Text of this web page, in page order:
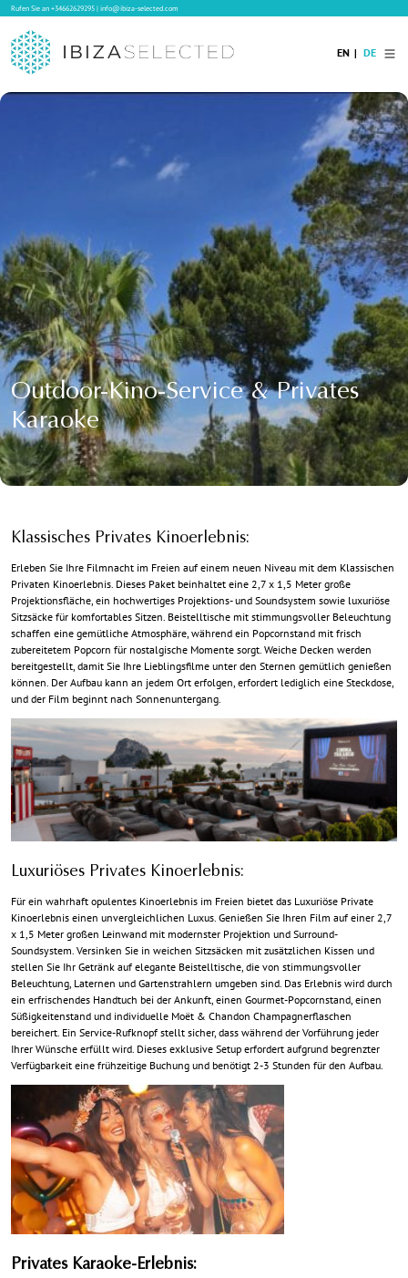
Rufen Sie an+34662629295|info@ibiza-selected.com
Verkauf
Blog
Services
Kontakt
EN DE
Outdoor-Kino-Service & Privates
Karaoke
Klassisches Privates Kinoerlebnis:
Erleben Sie Ihre Filmnacht im Freien auf einem neuen Niveau mit dem Klassischen
Privaten Kinoerlebnis. Dieses Paket beinhaltet eine 2,7 x 1,5 Meter große
Projektionsfläche, ein hochwertiges Projektions- und Soundsystem sowie luxuriöse
Sitzsäcke für komfortables Sitzen. Beistelltische mit stimmungsvoller Beleuchtung
schaffen eine gemütliche Atmosphäre, während ein Popcornstand mit frisch
zubereitetem Popcorn für nostalgische Momente sorgt. Weiche Decken werden
bereitgestellt, damit Sie Ihre Lieblingsfilme unter den Sternen gemütlich genießen
können. Der Aufbau kann an jedem Ort erfolgen, erfordert lediglich eine Steckdose,
und der Film beginnt nach Sonnenuntergang.
Luxuriöses Privates Kinoerlebnis:
Für ein wahrhaft opulentes Kinoerlebnis im Freien bietet das Luxuriöse Private
Kinoerlebnis einen unvergleichlichen Luxus. Genießen Sie Ihren Film auf einer 2,7
x 1,5 Meter großen Leinwand mit modernster Projektion und Surround-
Soundsystem. Versinken Sie in weichen Sitzsäcken mit zusätzlichen Kissen und
stellen Sie Ihr Getränk auf elegante Beistelltische, die von stimmungsvoller
Beleuchtung, Laternen und Gartenstrahlern umgeben sind. Das Erlebnis wird durch
ein erfrischendes Handtuch bei der Ankunft, einen Gourmet-Popcornstand, einen
Süßigkeitenstand und individuelle Moët & Chandon Champagnerflaschen
bereichert. Ein Service-Rufknopf stellt sicher, dass während der Vorführung jeder
Ihrer Wünsche erfüllt wird. Dieses exklusive Setup erfordert aufgrund begrenzter
Verfügbarkeit eine frühzeitige Buchung und benötigt 2-3 Stunden für den Aufbau.
Privates Karaoke-Erlebnis: